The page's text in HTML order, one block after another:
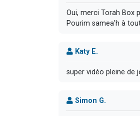
Pourim samea'h à
Katy E.
super vidéo pleine de
Simon G.